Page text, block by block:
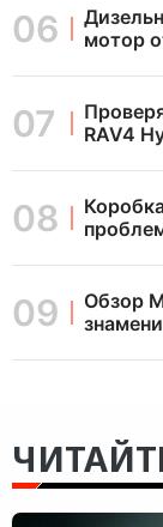
мотор
RAV4
Обзор